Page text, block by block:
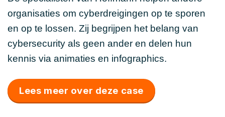
organisaties om cyberdreigingen op te sporen
en op te lossen. Zij begrijpen het belang van
cybersecurity als geen ander en delen hun
kennis via animaties en infographics.
Lees meer over deze case